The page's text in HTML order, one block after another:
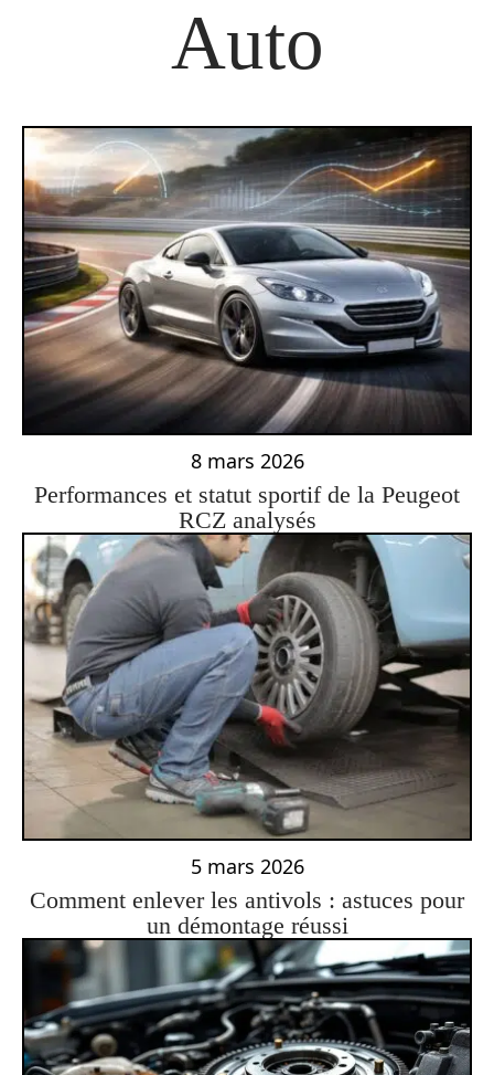
Auto
8 mars 2026
Performances et statut sportif de la Peugeot
RCZ analysés
5 mars 2026
Comment enlever les antivols : astuces pour
un démontage réussi